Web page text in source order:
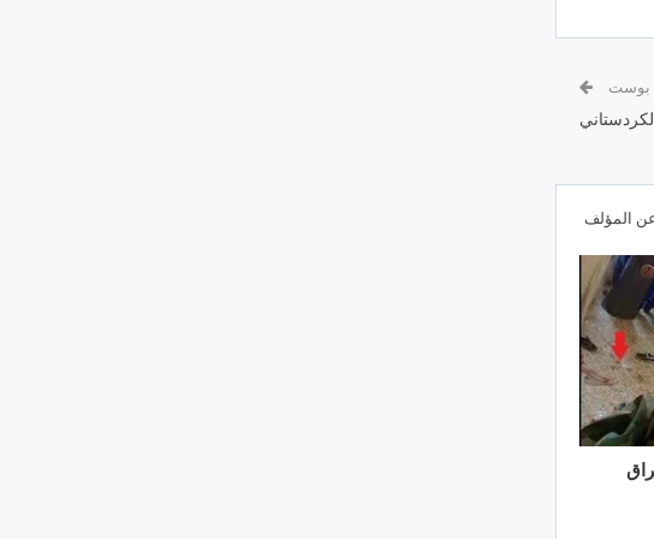
بوست
عن المؤلف